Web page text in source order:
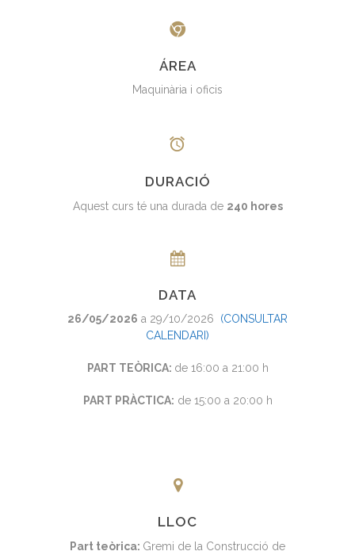
ÁREA
Maquinària i oficis
DURACIÓ
Aquest curs té una durada de 240 hores
DATA
26/05/2026 a 29/10/2026 (CONSULTAR
CALENDARI)
PART TEÒRICA: de 16:00 a 21:00 h
PART PRÀCTICA: de 15:00 a 20:00 h
LLOC
Part teòrica: Gremi de la Construcció de